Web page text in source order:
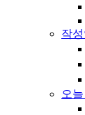
작
오